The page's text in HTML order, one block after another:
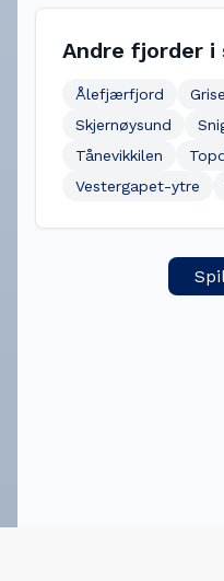
Andre fjorder i
Ålefjærfjord
Skjernøysund
Tånevikkilen
Vestergapet-ytre